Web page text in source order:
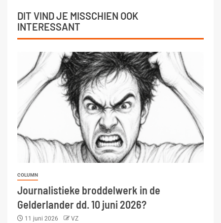
DIT VIND JE MISSCHIEN OOK
INTERESSANT
COLUMN
Journalistieke broddelwerk in de
Gelderlander dd. 10 juni 2026?
11 juni 2026 VZ